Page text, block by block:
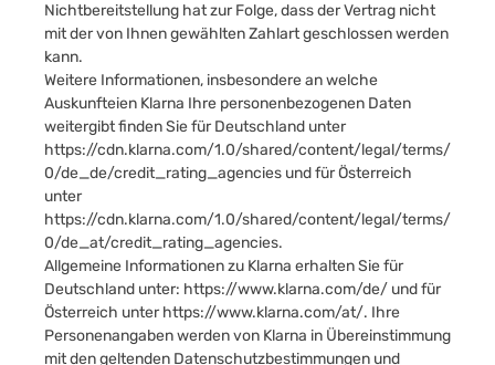
Nichtbereitstellung hat zur Folge, dass der Vertrag nicht
mit der von Ihnen gewählten Zahlart geschlossen werden
kann.
Weitere Informationen, insbesondere an welche
Auskunfteien Klarna Ihre personenbezogenen Daten
weitergibt finden Sie für Deutschland unter
https://cdn.klarna.com/1.0/shared/content/legal/terms/
0/de_de/credit_rating_agencies und für Österreich
unter
https://cdn.klarna.com/1.0/shared/content/legal/terms/
0/de_at/credit_rating_agencies.
Allgemeine Informationen zu Klarna erhalten Sie für
Deutschland unter: https://www.klarna.com/de/ und für
Österreich unterhttps://www.klarna.com/at/. Ihre
Personenangaben werden von Klarna in Übereinstimmung
mit den geltenden Datenschutzbestimmungen und